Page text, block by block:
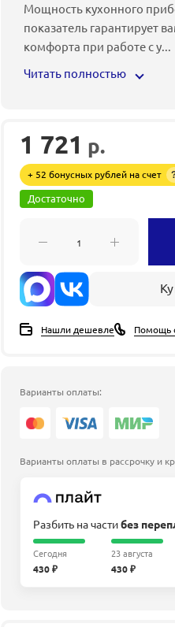
Мощность кухонного
показатель гарантирует
комфорта при работе с у...
Читать полностью
1 721 р.
+ 52 бонусных рублей на счет
Достаточно
Нашли дешевле Помощь
Варианты оплаты:
Варианты оплаты в рассрочку и
Разбить на частибез
Сегодня
430 ₽
23 августа
430 ₽